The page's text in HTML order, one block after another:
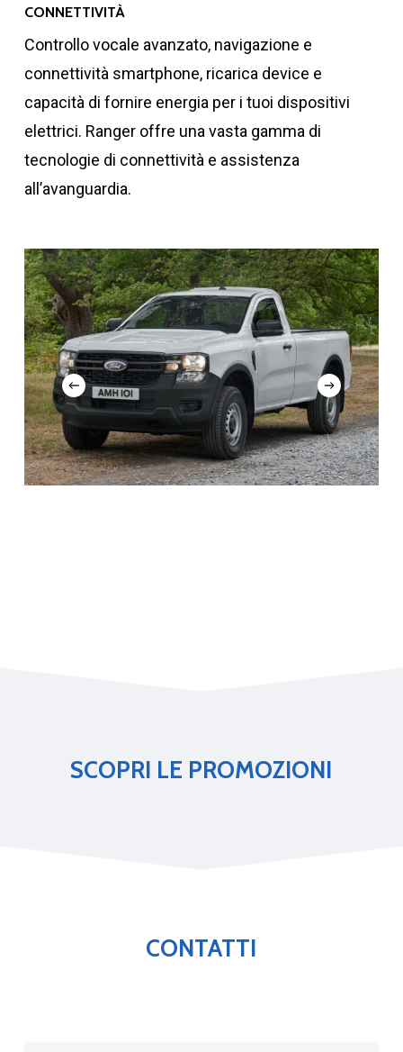
3060
Peso a vuoto (kg)
1993
Peso max rimorcho non
CONNETTIVITÀ
Controllo vocale avanzato, navigazione e
connettività smartphone, ricarica device e
capacità di fornire energia per i tuoi dispositivi
elettrici. Ranger offre una vasta gamma di
tecnologie di connettività e assistenza
all’avanguardia.
SCOPRI LE PROMOZIONI
CONTATTI